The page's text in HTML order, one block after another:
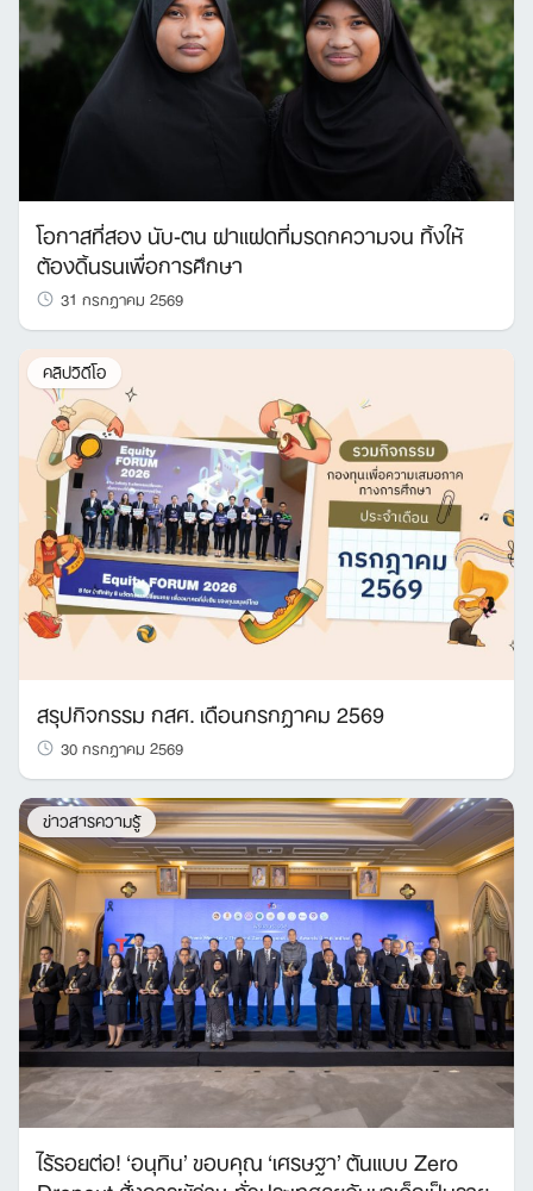
โอกาสที่สอง นับ-ตน ฝาแฝดที่มรดกความจน ทิ้งให้
ต้องดิ้นรนเพื่อการศึกษา
31 กรกฎาคม 2569
คลิปวิดีโอ
สรุปกิจกรรม กสศ. เดือนกรกฎาคม 2569
30 กรกฎาคม 2569
ข่าวสารความรู้
ไร้รอยต่อ! ‘อนุทิน’ ขอบคุณ ‘เศรษฐา’ ต้นแบบ Zero